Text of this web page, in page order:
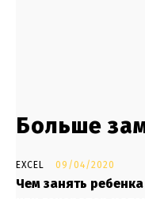
Больше
EXCEL 09/04/2020
Чем занять